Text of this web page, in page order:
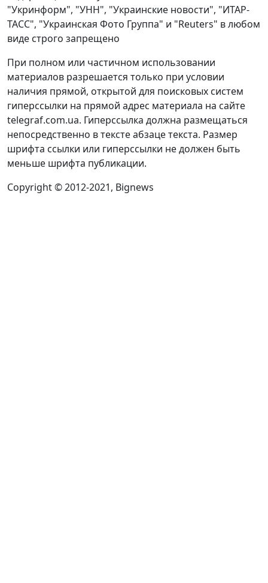
"Укринформ", "УНН", "Украинские новости", "ИТАР-
ТАСС", "Украинская Фото Группа" и "Reuters" в любом
виде строго запрещено
При полном или частичном использовании
материалов разрешается только при условии
наличия прямой, открытой для поисковых систем
гиперссылки на прямой адрес материала на сайте
telegraf.com.ua. Гиперссылка должна размещаться
непосредственно в тексте абзаце текста. Размер
шрифта ссылки или гиперссылки не должен быть
меньше шрифта публикации.
Copyright © 2012-2021, Bignews